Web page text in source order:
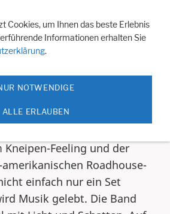
Cruise am 14.5. im Culucu
und seine Truppe die
bis der Funke überspringt.
Feeling und der
amerikanischen Roadhouse-
einfach nur ein Set
Musik gelebt. Die Band
Cookies, um Ihnen das beste Erlebnis
Informationen erhalten Sie
.
NOTWENDIGE
ALLE ERLAUBEN